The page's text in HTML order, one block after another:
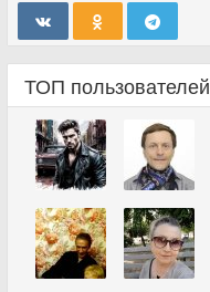
ТОП пользователей